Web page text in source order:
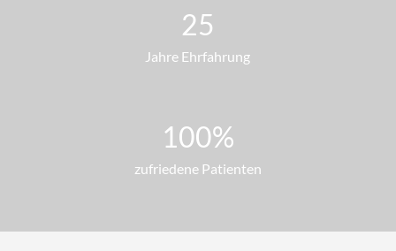
25
Jahre Ehrfahrung
100%
zufriedene Patienten